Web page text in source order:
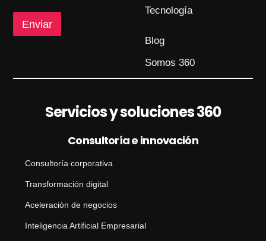
Tecnología
Blog
Somos 360
o
r
Enviar
Servicios y soluciones 360
Consultoría e innovación
Consultoría corporativa
Transformación digital
Aceleración de negocios
Inteligencia Artificial Empresarial